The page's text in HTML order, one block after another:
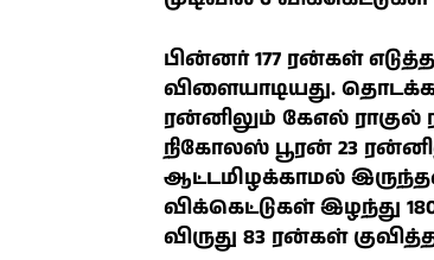
பின்னர் 177 ரன்கள்
விளையாடியது.
ரன்னிலும் கேஎல்
நிகோலஸ் பூரன் 23
ஆட்டமிழக்காமல்
விக்கெட்டுகள் இழந்து
விருது 83 ரன்கள்